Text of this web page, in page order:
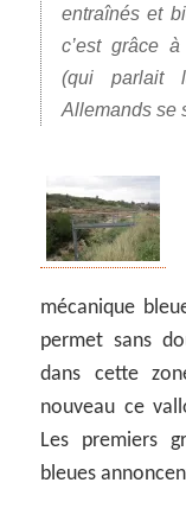
entraînés et
c’est grâce
(qui parlait
Allemands se
mécanique
permet sans
dans cette
nouveau ce
Les premiers
bleues